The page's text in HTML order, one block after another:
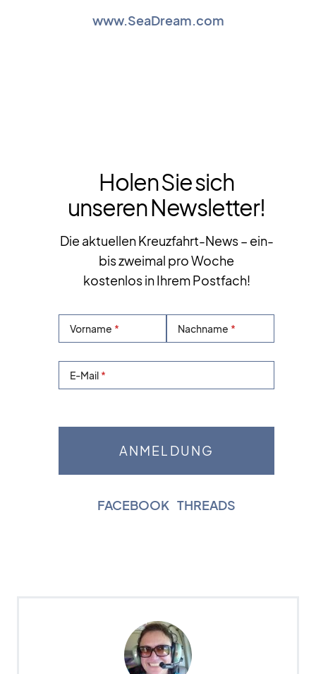
www.SeaDream.com
Holen Sie sich
unseren Newsletter!
Die aktuellen Kreuzfahrt-News – ein-
bis zweimal pro Woche
kostenlos in Ihrem Postfach!
Vorname Nachname
E-Mail
FACEBOOK THREADS